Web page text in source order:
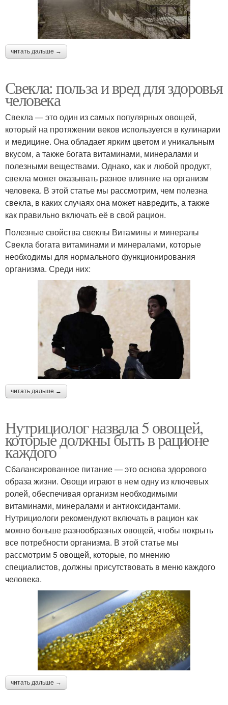
читать дальше →
Свекла: польза и вред для здоровья
человека
Свекла — это один из самых популярных овощей,
который на протяжении веков используется в кулинарии
и медицине. Она обладает ярким цветом и уникальным
вкусом, а также богата витаминами, минералами и
полезными веществами. Однако, как и любой продукт,
свекла может оказывать разное влияние на организм
человека. В этой статье мы рассмотрим, чем полезна
свекла, в каких случаях она может навредить, а также
как правильно включать её в свой рацион.
Полезные свойства свеклы Витамины и минералы
Свекла богата витаминами и минералами, которые
необходимы для нормального функционирования
организма. Среди них:
читать дальше →
Нутрициолог назвала 5 овощей,
которые должны быть в рационе
каждого
Сбалансированное питание — это основа здорового
образа жизни. Овощи играют в нем одну из ключевых
ролей, обеспечивая организм необходимыми
витаминами, минералами и антиоксидантами.
Нутрициологи рекомендуют включать в рацион как
можно больше разнообразных овощей, чтобы покрыть
все потребности организма. В этой статье мы
рассмотрим 5 овощей, которые, по мнению
специалистов, должны присутствовать в меню каждого
человека.
читать дальше →